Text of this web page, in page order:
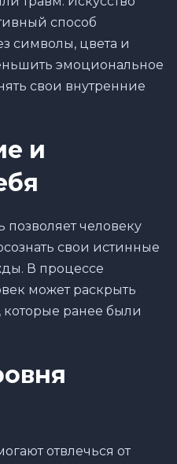
способ
символы, цвета и
эмоциональное
свои внутренние
и
позволяет человеку
свои истинные
В процессе
может раскрыть
которые ранее были
отвлечься от